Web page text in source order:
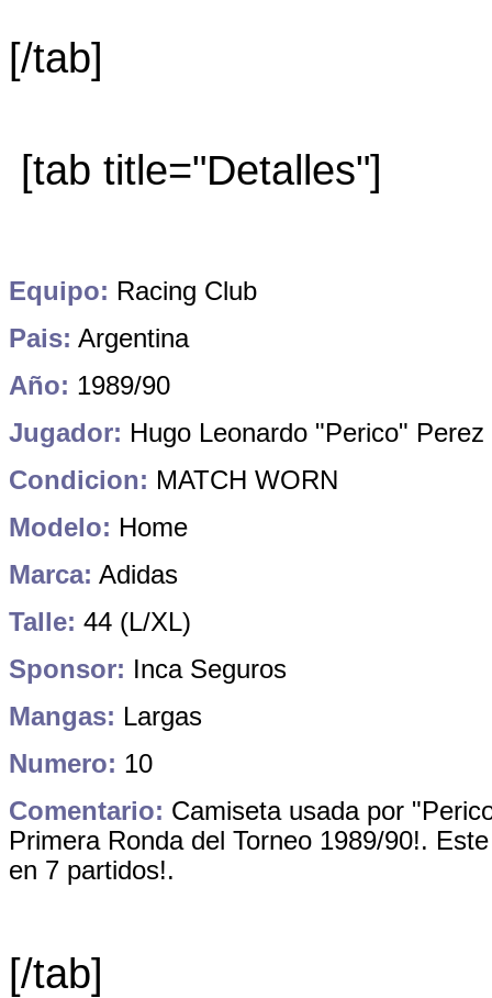
[/tab]
[tab title="Detalles"]
Equipo: Racing Club
Pais: Argentina
Año: 1989/90
Jugador: Hugo Leonardo "Perico" Perez
Condicion: MATCH WORN
Modelo: Home
Marca: Adidas
Talle: 44 (L/XL)
Sponsor: Inca Seguros
Mangas: Largas
Numero: 10
Comentario: Camiseta usada por
Primera Ronda del Torneo 1989/90!.
en 7 partidos!.
[/tab]